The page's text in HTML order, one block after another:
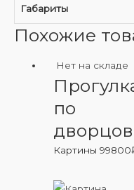
Габариты
Похожие
Нет на складе
по
Картины99800